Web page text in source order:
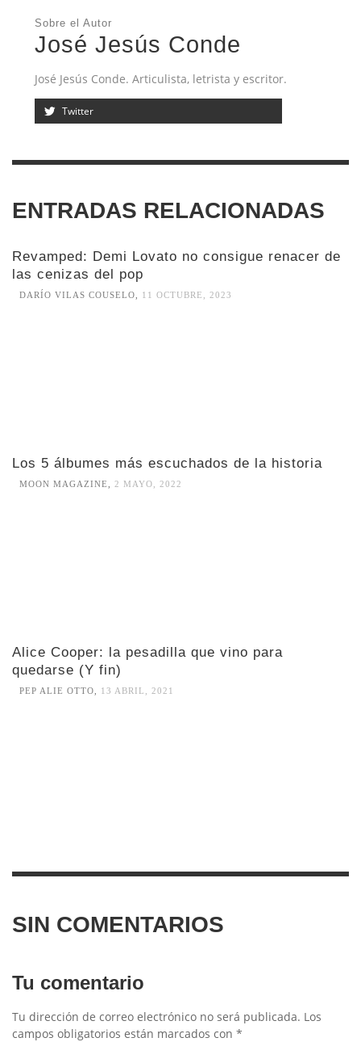
Sobre el Autor
José Jesús Conde
José Jesús Conde. Articulista, letrista y escritor.
Twitter
ENTRADAS RELACIONADAS
Revamped: Demi Lovato no consigue renacer de
las cenizas del pop
DARÍO VILAS COUSELO 11 OCTUBRE, 2023
Los 5 álbumes más escuchados de la historia
MOON MAGAZINE, 2 MAYO, 2022
Alice Cooper: la pesadilla que vino para
quedarse (Y fin)
PEP ALIE OTTO, 13 ABRIL, 2021
SIN COMENTARIOS
Tu comentario
Tu dirección de correo electrónico no será publicada. Los
campos obligatorios están marcados con *